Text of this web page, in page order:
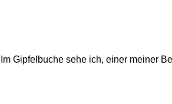
Im Gipfelbuche sehe ich, einer meiner